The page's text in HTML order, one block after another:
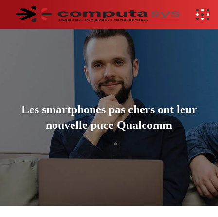
Les smartphones pas chers ont leur
nouvelle puce Qualcomm